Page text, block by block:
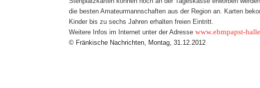
die besten Amateurmannschaften aus der Region an. Karten
Kinder bis zu sechs Jahren erhalten freien Eintritt.
Weitere Infos im Internet unter der Adresse www.ebmpapst-
© Fränkische Nachrichten, Montag, 31.12.2012